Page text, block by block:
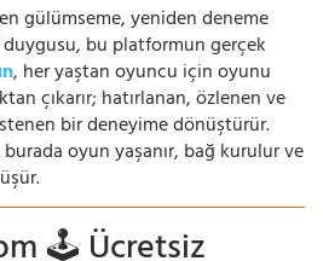
gülümseme, yeniden deneme
bu platformun gerçek
, her yaştan oyuncu için oyunu
çıkarır; hatırlanan, özlenen ve
bir deneyime dönüştürür.
oyun yaşanır, bağ kurulur ve